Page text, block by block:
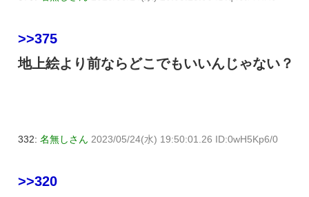
>>375
地上絵より前ならどこでもいいんじゃない？
332: 名無しさん 2023/05/24(水) 19:50:01.26 ID:0wH5Kp6/0
>>320